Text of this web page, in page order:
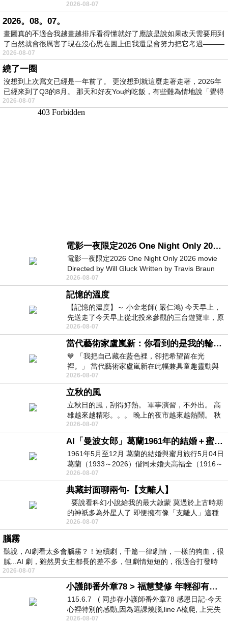
但因與臺鐵集集線車站同名，於1953
2026-08-07
2026。08。07。
畫圖真的不適合我越畫越排斥看得懂就好了應該是說如果改天需要用到
了自然就會很厲害了現在沒心思在圖上但我還是會努力把它考過———
2026-08-07
繞了一圈
沒想到上次寫文已經是一年前了。 更沒想到就這麼走著走著，2026年
已經來到了Q3的8月。 那天和好友You約吃飯，有些難為情地說「覺得
2026-08-07
電影一夜限定2026 One Night Only 2026 movie
電影一夜限定2026 One Night Only 2026 movie
Directed by Will Gluck Written by Travis Braun
Starring Monica Barbaro
2026-08-07
記憶的溫度
【記憶的溫度】～ 小金老師( 嚴仁鴻) 今天早上，
先送走了今天早上從北投來參觀的三台遊覽車，原
以為展場已經差不多要安靜下來，卻發
2026-08-07
當代藝術家盧嵐新：你看到的是我的輪廓，還是你的故事？——藏在藍色裡的希望與光
💙 「我把自己藏在藍色裡，卻把希望留在光
裡。」 當代藝術家盧嵐新在此幅兼具童趣靈動與
抽象韻味的新作中，用湛藍的羽翼般色塊包覆著
2026-08-07
立秋的風
立秋日的風，刮得好熱。 軍事演習，不外出。 高
雄越來越精彩。。。 晚上的夜市越來越熱鬧。 秋
天的風刮得很熱 夜遊消暑熱。。。
2026-08-07
AI「曼波女郎」葛蘭1961年的結婚＋蜜月旅行 #戀上老電影 #葛蘭 #粟子
1961年5月至12月 葛蘭的結婚與蜜月旅行5月04日
葛蘭（1933～2026）偕同未婚夫高福全（1916～
2004）乘郵輪赴倫敦6月15日於英國倫敦St.S
2026-08-07
典藏封面聊兩句-【支離人】
要說看科幻小說給我的最大啟蒙 莫過於上古時期
的神祇多為外星人了 即便擁有像「支離人」這種
驚世駭俗的神通法門 也未必讀
2026-08-07
腦霧
聽說，AI劇看太多會腦霧？！連續劇，千篇一律劇情，一樣的狗血，很
膩...AI 劇，雖然男女主都長的差不多，但劇情短短的，很適合打發時
2026-08-07
小護師番外章78 > 福慧雙修 年輕卻有個老靈魂 ㄑ金剛經〉podcast
115.6.7 ( 同步存小護師番外章78 感恩日記-今天
心裡特別的感動,因為選課燒腦,line A梳爬, 上完失
智課的她,特來傾
2026-08-07